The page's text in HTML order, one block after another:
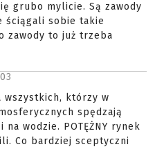
grubo mylicie. Są zawody
ściągali sobie takie
zawody to już trzeba
wszystkich, którzy w
spędzają
wodzie. POTĘŻNY rynek
Co bardziej sceptyczni